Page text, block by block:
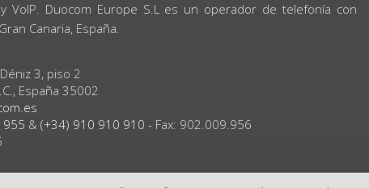
VoIP. Duocom Europe S.L es un operador de telefonía con
Canaria, España.
3, piso 2
España 35002
955 & (+34) 910 910 910 - Fax: 902.009.956